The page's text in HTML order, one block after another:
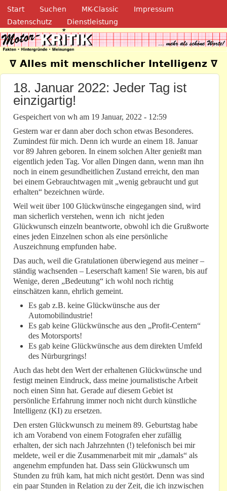
Direkt zum Inhalt
Navigation
Start Suchen MK-Classic
Impressum
Datenschutz
Dienstleistung
Motor-Kritik.de
∇ Alles mit menschlicher Intelligenz ∇
18. Januar 2022: Jeder Tag ist
einzigartig!
Gespeichert von wh am 19 Januar, 2022 - 12:59
Gestern war er dann aber doch schon etwas Besonderes.
Zumindest für mich. Denn ich wurde an einem 18. Januar
vor 89 Jahren geboren. In einem solchen Alter genießt man
eigentlich jeden Tag. Vor allen Dingen dann, wenn man ihn
noch in einem gesundheitlichen Zustand erreicht, den man
bei einem Gebrauchtwagen mit „wenig gebraucht und gut
erhalten“ bezeichnen würde.
Weil weit über 100 Glückwünsche eingegangen sind, wird
man sicherlich verstehen, wenn ich nicht jeden
Glückwunsch einzeln beantworte, obwohl ich die Grußworte
eines jeden Einzelnen schon als eine persönliche
Auszeichnung empfunden habe.
Das auch, weil die Gratulationen überwiegend aus meiner –
ständig wachsenden – Leserschaft kamen! Sie waren, bis auf
Wenige, deren „Bedeutung“ ich wohl noch richtig
einschätzen kann, ehrlich gemeint.
Es gab z.B. keine Glückwünsche aus der
Automobilindustrie!
Es gab keine Glückwünsche aus den „Profit-Centern“
des Motorsports!
Es gab keine Glückwünsche aus dem direkten Umfeld
des Nürburgrings!
Auch das hebt den Wert der erhaltenen Glückwünsche und
festigt meinen Eindruck, dass meine journalistische Arbeit
noch einen Sinn hat. Gerade auf diesem Gebiet ist
persönliche Erfahrung immer noch nicht durch künstliche
Intelligenz (KI) zu ersetzen.
Den ersten Glückwunsch zu meinem 89. Geburtstag habe
ich am Vorabend von einem Fotografen eher zufällig
erhalten, der sich nach Jahrzehnten (!) telefonisch bei mir
meldete, weil er die Zusammenarbeit mit mir „damals“ als
angenehm empfunden hat. Dass sein Glückwunsch um
Stunden zu früh kam, hat mich nicht gestört. Denn was sind
ein paar Stunden in Relation zu der Zeit, die ich inzwischen